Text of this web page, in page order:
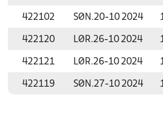
422102 SØN.20-10 2024
422120 LØR.26-10 2024
422121 LØR.26-10 2024
422119 SØN.27-10 2024